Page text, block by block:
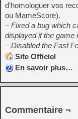
d’homologuer vos
ou MameScore).
– Fixed a bug which
displayed if the game
– Disabled the Fast
Site Officiel
En savoir plus…
Commentaire ¬